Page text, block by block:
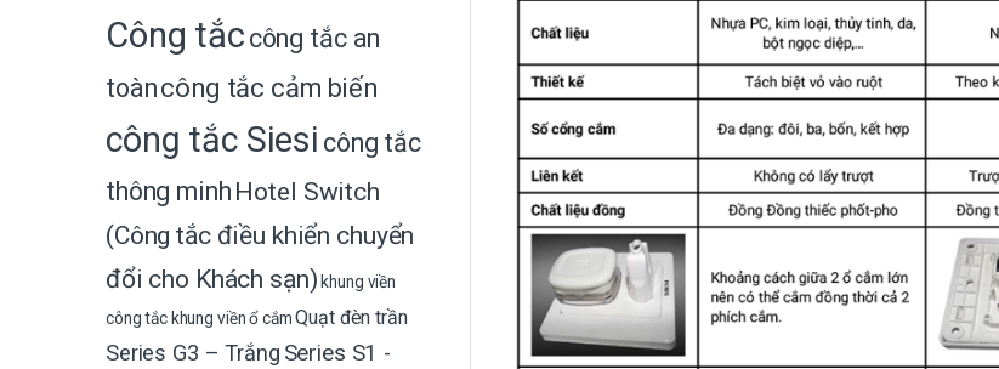
Công tắc công tắc an
toàncông tắc cảm biến
công tắc Siesi công tắc
thông minh Hotel Switch
(Công tắc điều khiển chuyển
đổi cho Khách sạn) khung viền
công tắc khung viền ổ cắm Quạt đèn trần
Series G3 – Trắng Series S1 -